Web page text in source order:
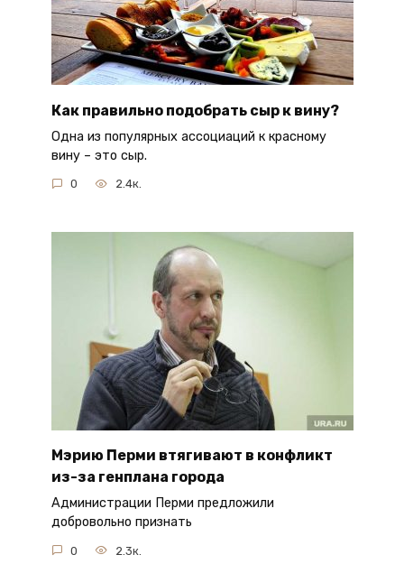
Как правильно подобрать сыр к вину?
Одна из популярных ассоциаций к красному
вину – это сыр.
0 2.4к.
Мэрию Перми втягивают в конфликт
из-за генплана города
Администрации Перми предложили
добровольно признать
0 2.3к.